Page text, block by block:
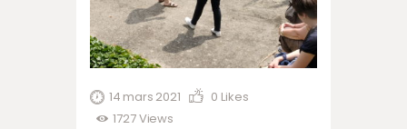
14 mars 2021 0 Likes
1727Views